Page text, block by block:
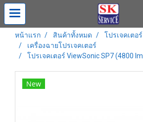
หน้าแรก สินค้าทั้งหมด
โปรเจคเตอร์
เครื่องฉายโปรเจคเตอร์
โปรเจคเตอร์ ViewSonic SP7 (4800
New